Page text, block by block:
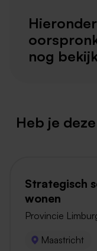
nog
Heb je
Strategisch
wonen
Provincie
Maastricht